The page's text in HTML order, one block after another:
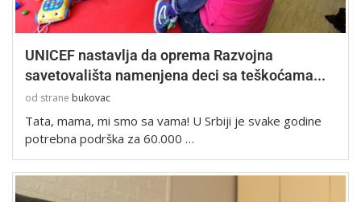
UNICEF nastavlja da oprema Razvojna
savetovališta namenjena deci sa teškoćama...
od strane bukovac
Tata, mama, mi smo sa vama! U Srbiji je svake godine
potrebna podrška za 60.000 …